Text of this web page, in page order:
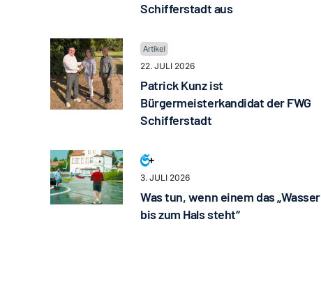
Schifferstadt aus
22. JULI 2026
Patrick Kunz ist
Bürgermeisterkandidat der FWG
Schifferstadt
3. JULI 2026
Was tun, wenn einem das „Wasser
bis zum Hals steht“